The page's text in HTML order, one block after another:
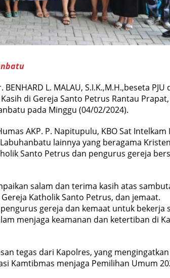
L. MALAU, S.I.K.,M.H.,beseta PJU
di Gereja Santo Petrus Rantau Prapat,
pada Minggu (04/02/2024).
AKP. P. Napitupulu, KBO Sat Intelkam
lainnya yang beragama
Santo Petrus dan pengurus gereja
salam dan terima kasih atas
Katholik Santo Petrus, dan jemaat.
gereja dan kemaat untuk bekerja
menjaga keamanan dan ketertiban di
tegas dari Kapolres, yang
Kamtibmas menjaga Pemilihan Umum